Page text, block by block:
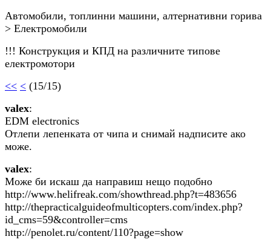
Автомобили, топлинни машини, алтернативни горива
> Електромобили
!!! Конструкция и КПД на различните типове
електромотори
<< < (15/15)
valex:
EDM electronics
Отлепи лепенката от чипа и снимай надписите ако
може.
valex:
Може би искаш да направиш нещо подобно
http://www.helifreak.com/showthread.php?t=483656
http://thepracticalguideofmulticopters.com/index.php?
id_cms=59&controller=cms
http://penolet.ru/content/110?page=show